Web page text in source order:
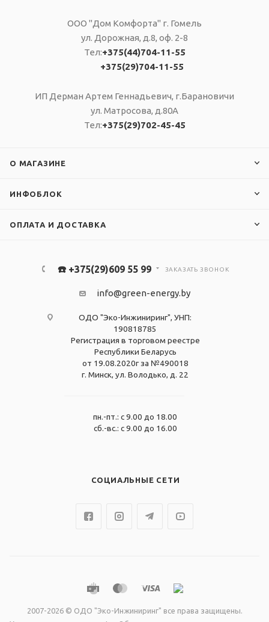
ООО "Дом Комфорта" г. Гомель
ул. Дорожная, д.8, оф. 2-8
Тел:+375(44)704-11-55
+375(29)704-11-55
ИП Дерман Артем Геннадьевич, г.Барановичи
ул. Матросова, д.80А
Тел:+375(29)702-45-45
О МАГАЗИНЕ
ИНФОБЛОК
ОПЛАТА И ДОСТАВКА
☎️ +375(29)609 55 99 ЗАКАЗАТЬ ЗВОНОК
info@green-energy.by
ОДО "Эко-Инжиниринг", УНП:
190818785
Регистрация в торговом реестре
Республики Беларусь
от 19.08.2020г за №490018
г. Минск, ул. Володько, д. 22
пн.-пт.: с 9.00 до 18.00
сб.-вс.: с 9.00 до 16.00
СОЦИАЛЬНЫЕ СЕТИ
2007-2026 © ОДО "Эко-Инжиниринг" все права защищены.